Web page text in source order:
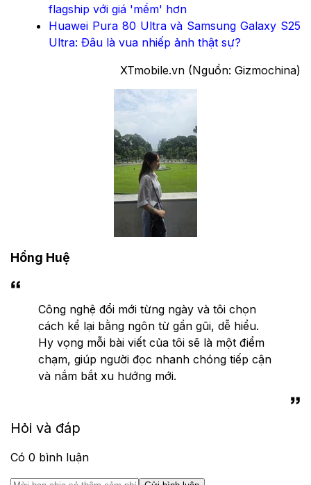
flagship với giá 'mềm' hơn
Huawei Pura 80 Ultra và Samsung Galaxy S25
Ultra: Đâu là vua nhiếp ảnh thật sự?
XTmobile.vn (Nguồn: Gizmochina)
Hồng Huệ
Công nghệ đổi mới từng ngày và tôi chọn
cách kể lại bằng ngôn từ gần gũi, dễ hiểu.
Hy vọng mỗi bài viết của tôi sẽ là một điểm
chạm, giúp người đọc nhanh chóng tiếp cận
và nắm bắt xu hướng mới.
Hỏi và đáp
Có 0 bình luận